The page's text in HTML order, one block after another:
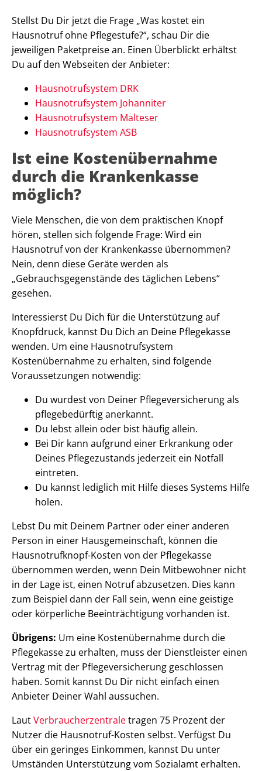
Stellst Du Dir jetzt die Frage „Was kostet ein
Hausnotruf ohne Pflegestufe?“, schau Dir die
jeweiligen Paketpreise an. Einen Überblickt erhältst
Du auf den Webseiten der Anbieter:
Hausnotrufsystem DRK
Hausnotrufsystem Johanniter
Hausnotrufsystem Malteser
Hausnotrufsystem ASB
Ist eine Kostenübernahme
durch die Krankenkasse
möglich?
Viele Menschen, die von dem praktischen Knopf
hören, stellen sich folgende Frage: Wird ein
Hausnotruf von der Krankenkasse übernommen?
Nein, denn diese Geräte werden als
„Gebrauchsgegenstände des täglichen Lebens“
gesehen.
Interessierst Du Dich für die Unterstützung auf
Knopfdruck, kannst Du Dich an Deine Pflegekasse
wenden. Um eine Hausnotrufsystem
Kostenübernahme zu erhalten, sind folgende
Voraussetzungen notwendig:
Du wurdest von Deiner Pflegeversicherung als
pflegebedürftig anerkannt.
Du lebst allein oder bist häufig allein.
Bei Dir kann aufgrund einer Erkrankung oder
Deines Pflegezustands jederzeit ein Notfall
eintreten.
Du kannst lediglich mit Hilfe dieses Systems Hilfe
holen.
Lebst Du mit Deinem Partner oder einer anderen
Person in einer Hausgemeinschaft, können die
Hausnotrufknopf-Kosten von der Pflegekasse
übernommen werden, wenn Dein Mitbewohner nicht
in der Lage ist, einen Notruf abzusetzen. Dies kann
zum Beispiel dann der Fall sein, wenn eine geistige
oder körperliche Beeinträchtigung vorhanden ist.
Übrigens: Um eine Kostenübernahme durch die
Pflegekasse zu erhalten, muss der Dienstleister einen
Vertrag mit der Pflegeversicherung geschlossen
haben. Somit kannst Du Dir nicht einfach einen
Anbieter Deiner Wahl aussuchen.
LautVerbraucherzentraletragen 75 Prozent der
Nutzer die Hausnotruf-Kosten selbst. Verfügst Du
über ein geringes Einkommen, kannst Du unter
Umständen Unterstützung vom Sozialamt erhalten.